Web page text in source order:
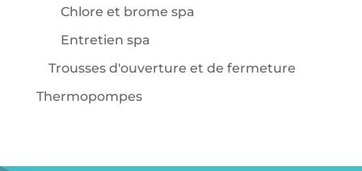
Chlore et brome spa
Entretien spa
Trousses d'ouverture et de fermeture
Thermopompes